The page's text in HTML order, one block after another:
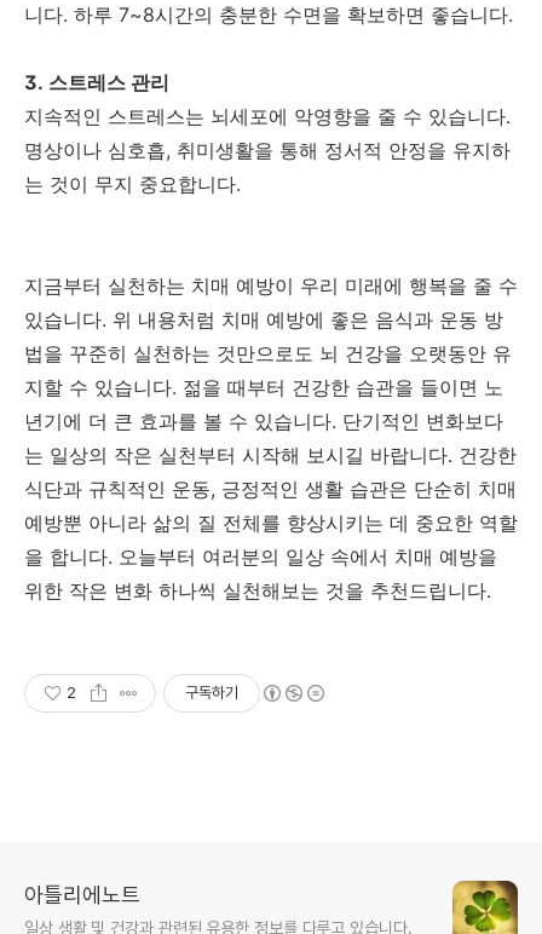
니다. 하루 7~8시간의 충분한 수면을 확보하면 좋습니다.
3. 스트레스 관리
지속적인 스트레스는 뇌세포에 악영향을 줄 수 있습니다.
명상이나 심호흡, 취미생활을 통해 정서적 안정을 유지하
는 것이 무지 중요합니다.
지금부터 실천하는 치매 예방이 우리 미래에 행복을 줄 수
있습니다. 위 내용처럼 치매 예방에 좋은 음식과 운동 방
법을 꾸준히 실천하는 것만으로도 뇌 건강을 오랫동안 유
지할 수 있습니다. 젊을 때부터 건강한 습관을 들이면 노
년기에 더 큰 효과를 볼 수 있습니다. 단기적인 변화보다
는 일상의 작은 실천부터 시작해 보시길 바랍니다. 건강한
식단과 규칙적인 운동, 긍정적인 생활 습관은 단순히 치매
예방뿐 아니라 삶의 질 전체를 향상시키는 데 중요한 역할
을 합니다. 오늘부터 여러분의 일상 속에서 치매 예방을
위한 작은 변화 하나씩 실천해보는 것을 추천드립니다.
2 구독하기
아틀리에노트
일상 생활 및 건강과 관련된 유용한 정보를 다루고 있습니다.